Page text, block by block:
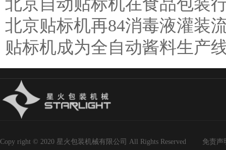
北京自动贴标机在食品包装
北京贴标机再84消毒液灌装
贴标机成为全自动酱料生产
Copy right © 2020 星火包装机械有限公司 All Rights Reserved 免责声